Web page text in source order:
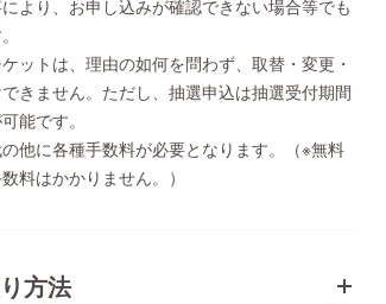
より、お申し込みが確認できない場合等でも
ットは、理由の如何を問わず、取替・変更・
きません。ただし、抽選申込は抽選受付期間
能です。
他に各種手数料が必要となります。（※無料
料はかかりません。）
方法